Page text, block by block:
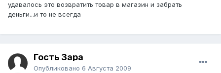
удавалось это возвратить товар в магазин и забрать
деньги...и то не всегда
Гость Зара
Опубликовано 6 Августа 2009